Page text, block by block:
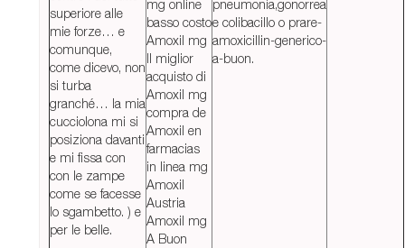
superiore alle
mie forze… e
comunque,
come dicevo, non
si turba
granché… la mia
cucciolona mi si
posiziona davanti
e mi fissa con
con le zampe
come se facesse
lo sgambetto. ) e
per le belle.
mg online
basso costo
Amoxil mg
Il miglior
acquisto di
Amoxil mg
compra de
Amoxil en
farmacias
in linea mg
Amoxil
Austria
Amoxil mg
A Buon
pneumonia,gonorrea
e colibacillo o prare-
amoxicillin-generico-
a-buon.